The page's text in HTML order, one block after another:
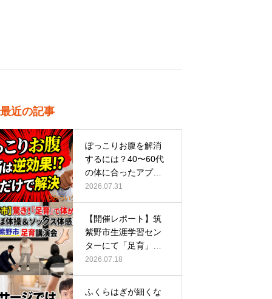
最近の記事
ぽっこりお腹を解消
するには？40〜60代
の体に合ったアプロ
ーチ
2026.07.31
【開催レポート】筑
紫野市生涯学習セン
ターにて「足育」講
演会に登壇し…
2026.07.18
ふくらはぎが細くな